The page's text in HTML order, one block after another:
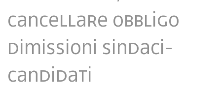
cancellare obbligo
dimissioni sindaci-
candidati